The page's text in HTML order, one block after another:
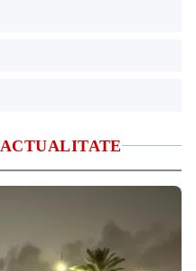
ACTUALITATE